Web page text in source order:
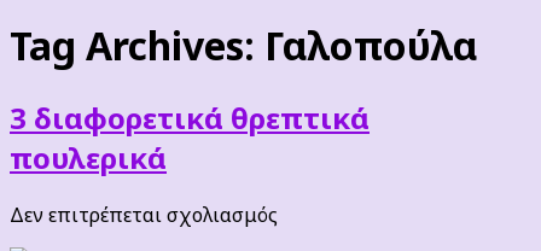
Tag Archives: Γαλοπούλα
3 διαφορετικά θρεπτικά
πουλερικά
Δεν επιτρέπεται σχολιασμός